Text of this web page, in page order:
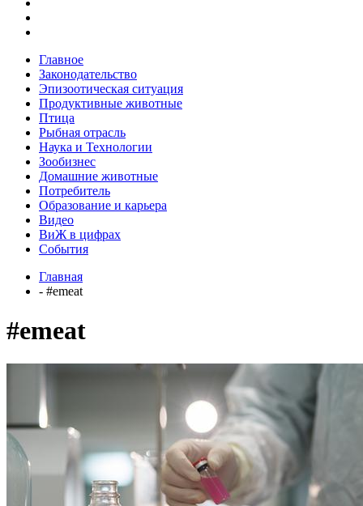
Главное
Законодательство
Эпизоотическая ситуация
Продуктивные животные
Птица
Рыбная отрасль
Наука и Технологии
Зообизнес
Домашние животные
Потребитель
Образование и карьера
Видео
ВиЖ в цифрах
События
Главная
- #emeat
#emeat